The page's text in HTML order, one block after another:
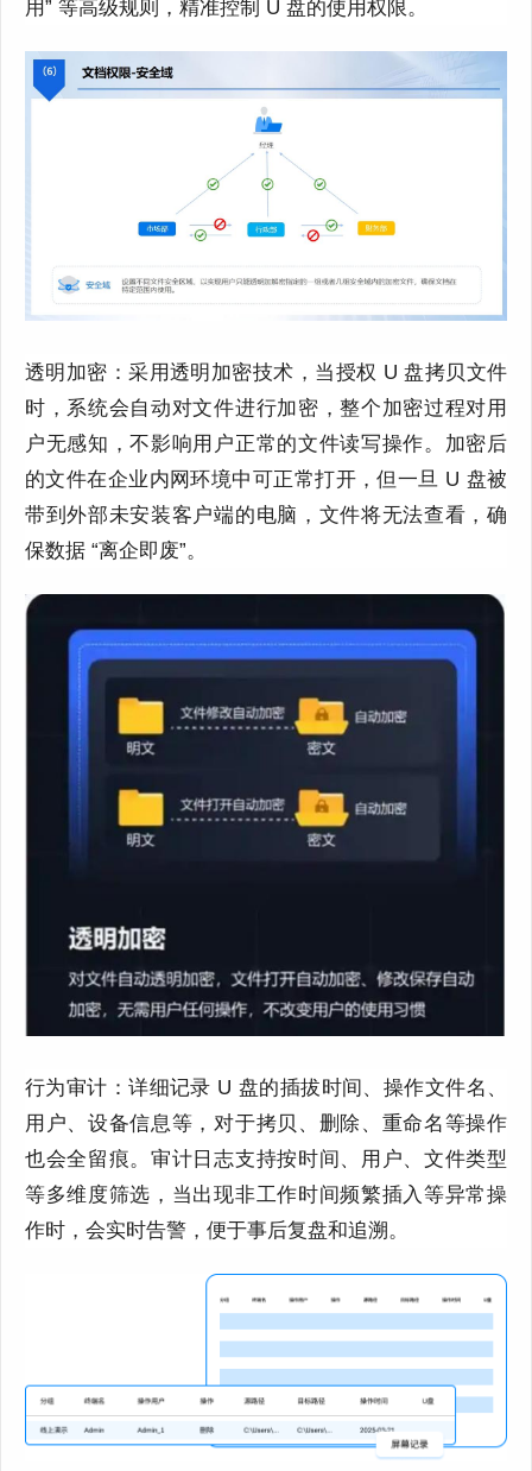
用” 等高级规则，精准控制 U 盘的使用权限。
透明加密：采用透明加密技术，当授权 U 盘拷贝文件
时，系统会自动对文件进行加密，整个加密过程对用
户无感知，不影响用户正常的文件读写操作。加密后
的文件在企业内网环境中可正常打开，但一旦 U 盘被
带到外部未安装客户端的电脑，文件将无法查看，确
保数据 “离企即废”。
行为审计：详细记录 U 盘的插拔时间、操作文件名、
用户、设备信息等，对于拷贝、删除、重命名等操作
也会全留痕。审计日志支持按时间、用户、文件类型
等多维度筛选，当出现非工作时间频繁插入等异常操
作时，会实时告警，便于事后复盘和追溯。